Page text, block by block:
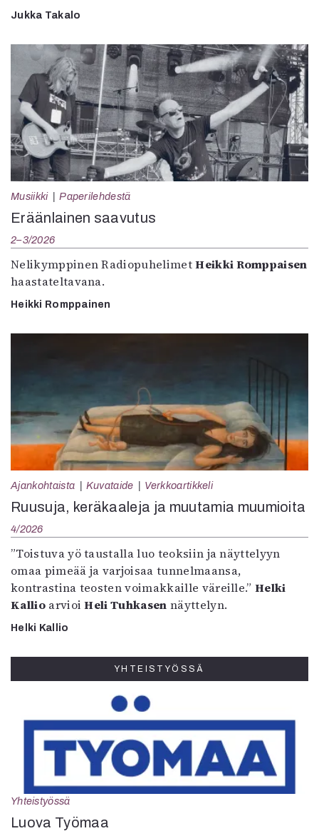
Jukka Takalo
Musiikki Paperilehdestä
Eräänlainen saavutus
2–3/2026
Nelikymppinen RadiopuhelimetHeikki Romppaisen
haastateltavana.
Heikki Romppainen
Ajankohtaista Kuvataide Verkkoartikkeli
Ruusuja, keräkaaleja ja muutamia muumioita
4/2026
”Toistuva yö taustalla luo teoksiin ja näyttelyyn
omaa pimeää ja varjoisaa tunnelmaansa,
kontrastina teosten voimakkaille väreille.”Helki
KallioarvioiHeli Tuhkasen näyttelyn.
Helki Kallio
YHTEISTYÖSSÄ
Yhteistyössä
Luova Työmaa